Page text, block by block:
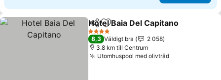
Dela Lägg till i Mina Favoriter
Hotel Baia Del Capitano
4 Stjärnor
8,3 Väldigt bra
2 058
3.8 km till Centrum
Utomhuspool med olivträd